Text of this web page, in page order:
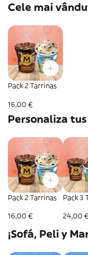
Cele mai
Pack 2 Tarrinas
16,00 €
Personaliza
Pack 2 Tarrinas
16,00 €
Pack 3
24,00 €
¡Sofá, Peli y